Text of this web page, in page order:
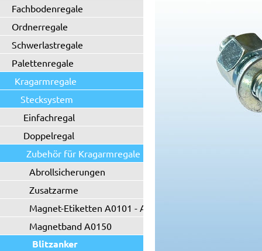
Fachbodenregale
Ordnerregale
Schwerlastregale
Palettenregale
Kragarmregale
Stecksystem
Einfachregal
Doppelregal
Zubehör für Kragarmregale
Abrollsicherungen
Zusatzarme
Magnet-Etiketten A0101 - A0102
Magnetband A0150
Blitzanker